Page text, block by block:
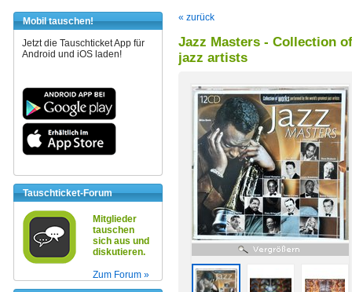
Mobil tauschen!
Jetzt die Tauschticket App für
Android und iOS laden!
Tauschticket-Forum
Mitglieder
tauschen
sich aus und
diskutieren.
Zum Forum »
« zurück
Jazz Masters - Collection
jazz artists